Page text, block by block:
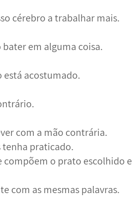
cérebro a trabalhar mais.
em alguma coisa.
está acostumado.
com a mão contrária.
praticado.
o prato escolhido e
com as mesmas palavras.